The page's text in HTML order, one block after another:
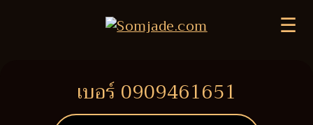
☰
เบอร์ 0909461651